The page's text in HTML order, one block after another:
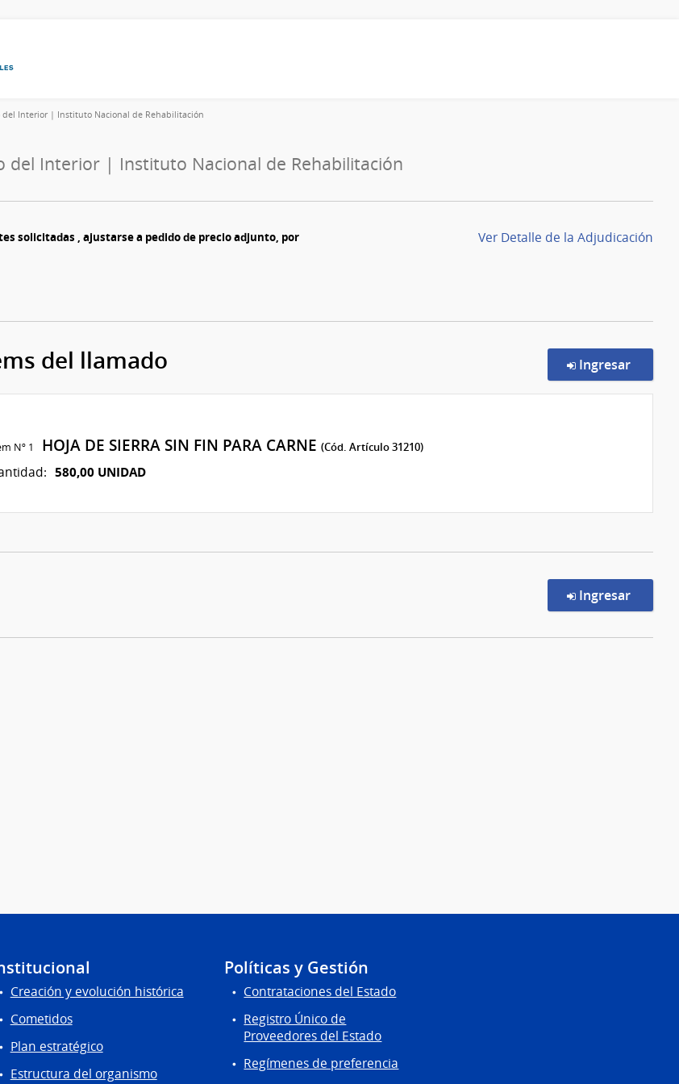
del Interior | Instituto Nacional de Rehabilitación
del Interior | Instituto Nacional de Rehabilitación
solicitadas , ajustarse a pedido de precio adjunto, por
Ver Detalle de la Adjudicación
del llamado Ingresar
Nº 1 HOJA DE SIERRA SIN FIN PARA CARNE (Cód. Artículo 31210)
580,00 UNIDAD
Ingresar
Creación y evolución histórica
Cometidos
Plan estratégico
Estructura del organismo
Políticas y Gestión
Contrataciones del Estado
Registro Único de
Proveedores del Estado
Regímenes de preferencia